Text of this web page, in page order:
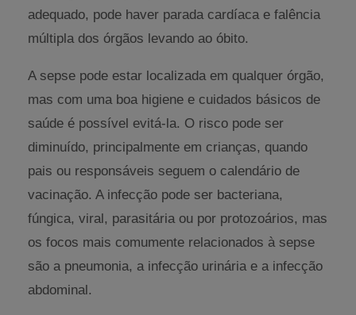
adequado, pode haver parada cardíaca e falência
múltipla dos órgãos levando ao óbito.
A sepse pode estar localizada em qualquer órgão,
mas com uma boa higiene e cuidados básicos de
saúde é possível evitá-la. O risco pode ser
diminuído, principalmente em crianças, quando
pais ou responsáveis seguem o calendário de
vacinação. A infecção pode ser bacteriana,
fúngica, viral, parasitária ou por protozoários, mas
os focos mais comumente relacionados à sepse
são a pneumonia, a infecção urinária e a infecção
abdominal.